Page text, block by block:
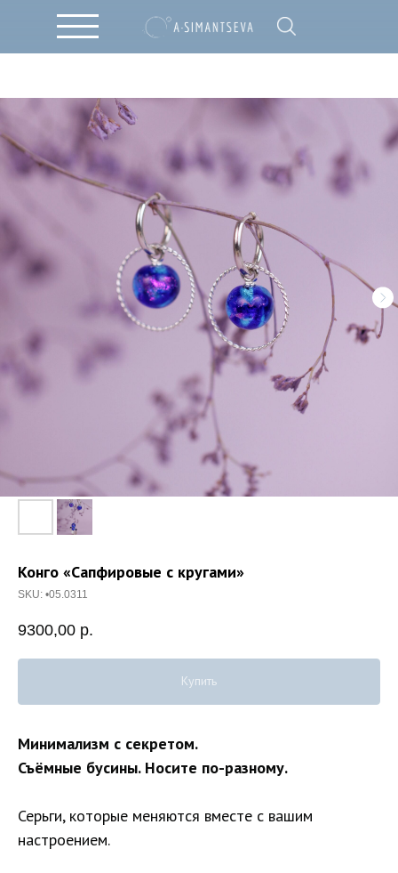
Конго «Сапфировые с кругами»
SKU: •05.0311
9300,00 р.
Купить
Минимализм с секретом.
Съёмные бусины. Носите по-разному.
Серьги, которые меняются вместе с вашим
настроением.